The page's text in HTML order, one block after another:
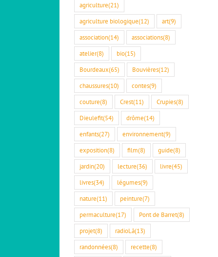
agriculture(21)
agriculture biologique(12) art(9)
association(14) associations(8)
atelier(8) bio(15)
Bourdeaux(65) Bouvières(12)
chaussures(10) contes(9)
couture(8) Crest(11) Crupies(8)
Dieulefit(54) drôme(14)
enfants(27) environnement(9)
exposition(8) film(8) guide(8)
jardin(20) lecture(36) livre(45)
livres(34) légumes(9)
nature(11) peinture(7)
permaculture(17) Pont de Barret(8)
projet(8) radioLà(13)
randonnées(8) recette(8)